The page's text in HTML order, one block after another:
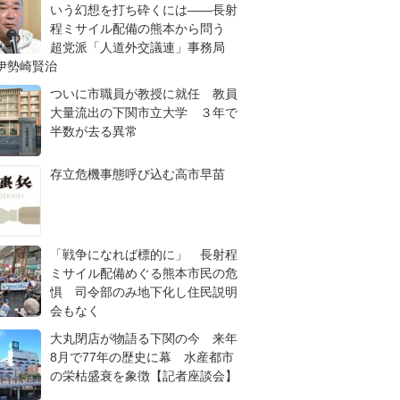
いう幻想を打ち砕くには――長射
程ミサイル配備の熊本から問う
超党派「人道外交議連」事務局
勢崎賢治
ついに市職員が教授に就任 教員
大量流出の下関市立大学 ３年で
半数が去る異常
存立危機事態呼び込む高市早苗
「戦争になれば標的に」 長射程
ミサイル配備めぐる熊本市民の危
惧 司令部のみ地下化し住民説明
会もなく
大丸閉店が物語る下関の今 来年
8月で77年の歴史に幕 水産都市
の栄枯盛衰を象徴【記者座談会】